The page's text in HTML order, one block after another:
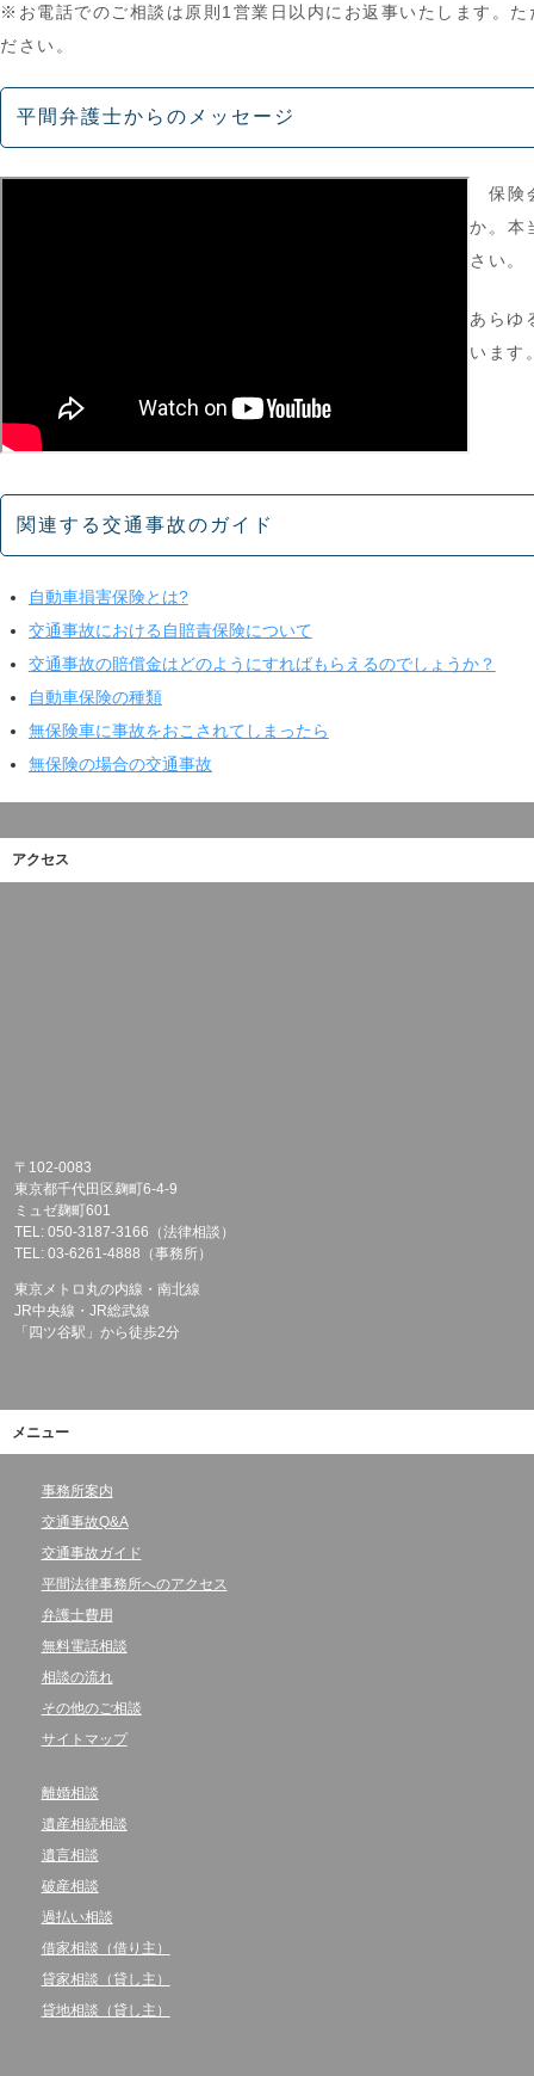
※お電話でのご相談は原則1営業日以内にお返事いたします。
ださい。
平間弁護士からのメッセージ
保険
か。 本
さい。
あらゆ
います
関連する交通事故のガイド
自動車損害保険とは?
交通事故における自賠責保険について
交通事故の賠償金はどのようにすればもらえるのでしょうか？
自動車保険の種類
無保険車に事故をおこされてしまったら
無保険の場合の交通事故
アクセス
〒102-0083
東京都千代田区麹町6-4-9
ミュゼ麹町601
TEL: 050-3187-3166（法律相談）
TEL: 03-6261-4888（事務所）
東京メトロ丸の内線・南北線
JR中央線・JR総武線
「四ツ谷駅」から徒歩2分
メニュー
事務所案内
交通事故Q&A
交通事故ガイド
平間法律事務所へのアクセス
弁護士費用
無料電話相談
相談の流れ
その他のご相談
サイトマップ
離婚相談
遺産相続相談
遺言相談
破産相談
過払い相談
借家相談（借り主）
貸家相談（貸し主）
貸地相談（貸し主）